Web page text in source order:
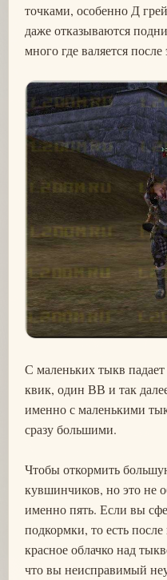
точками, особенно Д
даже отказываются
много где валяется после
С маленьких тыкв
квик, один ВВ и так
именно с маленькими
сразу большими.
Чтобы откормить
кувшинчиков, но это не
именно пять. Если вы
подкормки, то есть
красное облачко над
что вы неисправимый